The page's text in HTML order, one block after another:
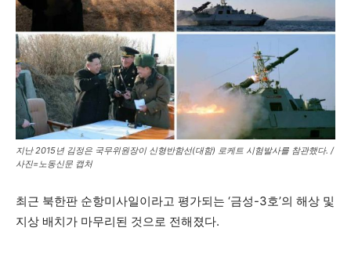
지난 2015년 김정은 국무위원장이 신형반함선(대함) 로케트 시험발사를 참관했다. /
사진=노동신문 캡처
최근 북한판 순항미사일이라고 평가되는 ‘금성-3호’의 해상 및
지상 배치가 마무리된 것으로 전해졌다.